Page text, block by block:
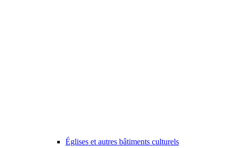
Églises et autres bâtiments culturels